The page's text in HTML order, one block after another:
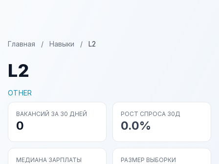
Главная / Навыки / L2
L2
OTHER
ВАКАНСИЙ ЗА 30 ДНЕЙ
0
РОСТ СПРОСА 30Д
0.0%
МЕДИАНА ЗАРПЛАТЫ РАЗМЕР ВЫБОРКИ